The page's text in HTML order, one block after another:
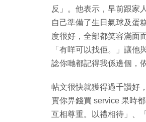
反」。他表示，早前跟家
自己準備了生日氣球及蛋
度很好，全部都笑容滿面
「有咩可以找佢。」讓
諗你哋都記得我係邊個，
帖文很快就獲得過千讚好
實你畀錢買 service 果時
互相尊重。以禮相待」、